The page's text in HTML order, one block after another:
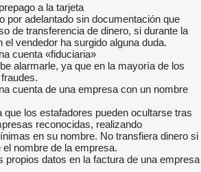
a la tarjeta
por adelantado sin documentación que
de transferencia de dinero, si durante la
el vendedor ha surgido alguna duda.
cuenta «fiduciaria»
alarmarle, ya que en la mayoría de los
cuenta de una empresa con un nombre
que los estafadores pueden ocultarse tras
reconocidas, realizando
en su nombre. No transfiera dinero si
nombre de la empresa.
propios datos en la factura de una empresa